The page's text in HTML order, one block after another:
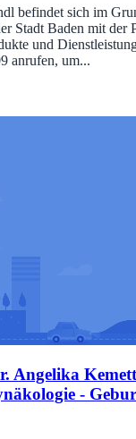
befindet sich im
Stadt Baden mit der
und
anrufen, um...
Angelika
-